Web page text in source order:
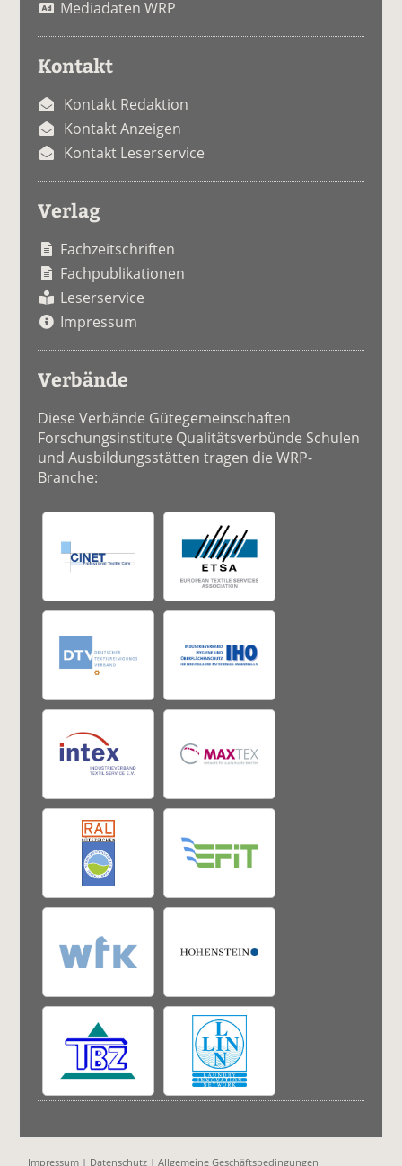
Mediadaten WRP
Kontakt
Kontakt Redaktion
Kontakt Anzeigen
Kontakt Leserservice
Verlag
Fachzeitschriften
Fachpublikationen
Leserservice
Impressum
Verbände
Diese Verbände Gütegemeinschaften
Forschungsinstitute Qualitätsverbünde Schulen
und Ausbildungsstätten tragen die WRP-
Branche:
Impressum | Datenschutz |Allgemeine Geschäftsbedingungen